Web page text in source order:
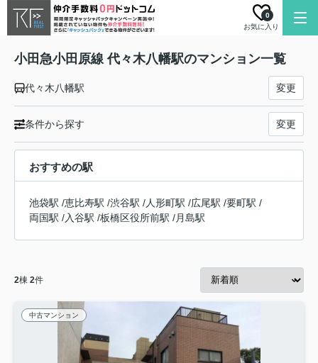
お気に入り
0
小田急小田原線 代々木八幡駅のマンション一覧
代々木八幡駅 変更
条件から探す 変更
おすすめの駅
池袋駅 /恵比寿駅 /渋谷駅 /人形町駅 /広尾駅 /要町駅 /
両国駅 /入谷駅 /板橋区役所前駅 /月島駅
2棟 2件
中古マンション